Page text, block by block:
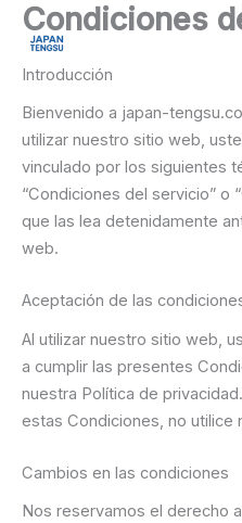
contenido
contenido
Condiciones
Introducción
Bienvenido a japan-
utilizar nuestro sitio web,
vinculado por los siguientes
“Condiciones del servicio” o
que las lea detenidamente
web.
Aceptación de las
Al utilizar nuestro sitio web,
a cumplir las presentes
nuestra Política de
estas Condiciones, no utilice
Cambios en las condiciones
Nos reservamos el derecho